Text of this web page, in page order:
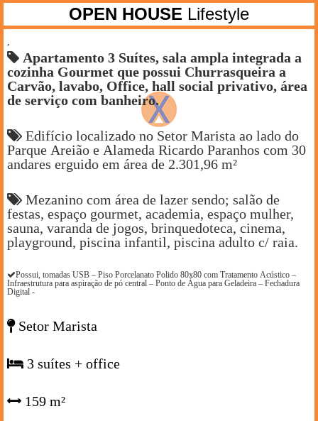
OPEN HOUSE Lifestyle
Apartamento 3 Suítes, sala ampla integrada a
cozinha Gourmet que possui Churrasqueira a
Carvão, lavabo, Office, hall social privativo, área
de serviço com banheiro.
Edifício localizado no Setor Marista ao lado do
Parque Areião e Alameda Ricardo Paranhos com 30
andares erguido em área de 2.301,96 m²
Mezanino com área de lazer sendo; salão de
festas, espaço gourmet, academia, espaço mulher,
sauna, varanda de jogos, brinquedoteca, cinema,
playground, piscina infantil, piscina adulto c/ raia.
Possui, tomadas USB – Piso Porcelanato Polido 80x80 com Tratamento Acústico –
Infraestrutura para aspiração de pó central – Ponto de Água para Geladeira – Fechadura
Digital -
Setor Marista
3 suítes + office
159 m²